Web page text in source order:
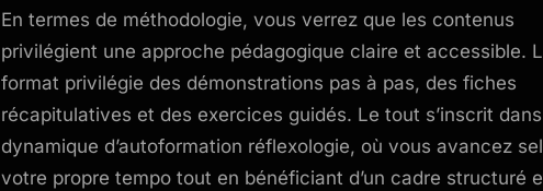
En termes de méthodologie, vous verrez que les contenus
privilégient une approche pédagogique claire et accessible.
format privilégie des démonstrations pas à pas, des fiches
récapitulatives et des exercices guidés. Le tout s’inscrit
dynamique d’autoformation réflexologie, où vous avancez
votre propre tempo tout en bénéficiant d’un cadre structuré